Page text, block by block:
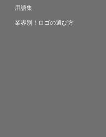
用語集
業界別！ロゴの選び方